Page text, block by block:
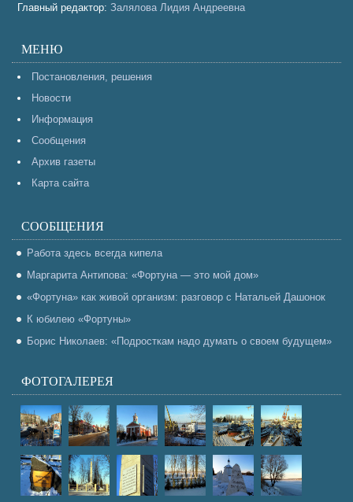
Главный редактор: Залялова Лидия Андреевна
МЕНЮ
Постановления, решения
Новости
Информация
Сообщения
Архив газеты
Карта сайта
СООБЩЕНИЯ
Работа здесь всегда кипела
Маргарита Антипова: «Фортуна — это мой дом»
«Фортуна» как живой организм: разговор с Натальей Дашонок
К юбилею «Фортуны»
Борис Николаев: «Подросткам надо думать о своем будущем»
ФОТОГАЛЕРЕЯ